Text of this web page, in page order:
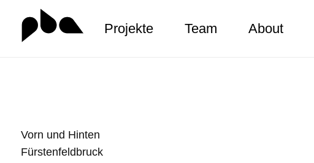
Zum
Projekte Team About
Vorn und Hinten
Fürstenfeldbruck